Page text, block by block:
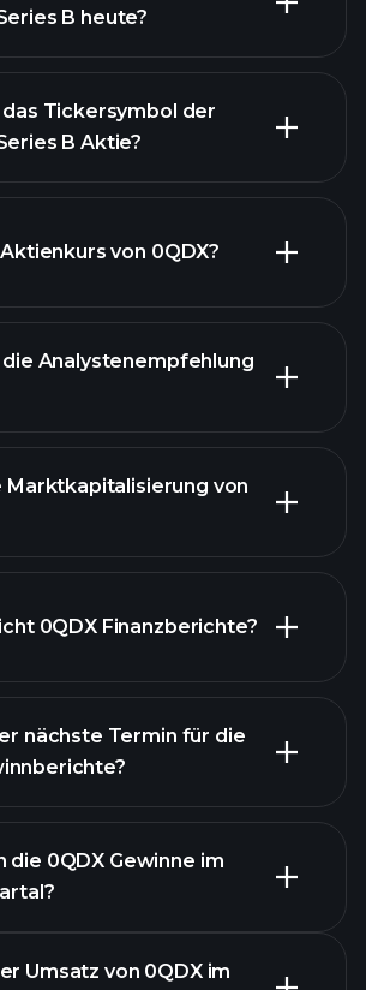
B heute?
Tickersymbol der
B Aktie?
von 0QDX?
0QDX Diagramm
Analystenempfehlung
Marktkapitalisierung von
unsere Liste der Aktien
0QDX Finanzberichte?
Finanzberichte von
nächste Termin für die
die 0QDX Gewinne im
Umsatz von 0QDX im